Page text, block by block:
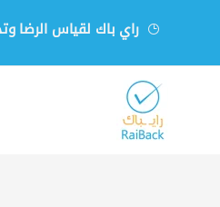
راي باك لقياس الرضا